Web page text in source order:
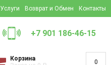
Услуги Возврат и Обмен Контакты
+7 901 186-46-15
Корзина
0